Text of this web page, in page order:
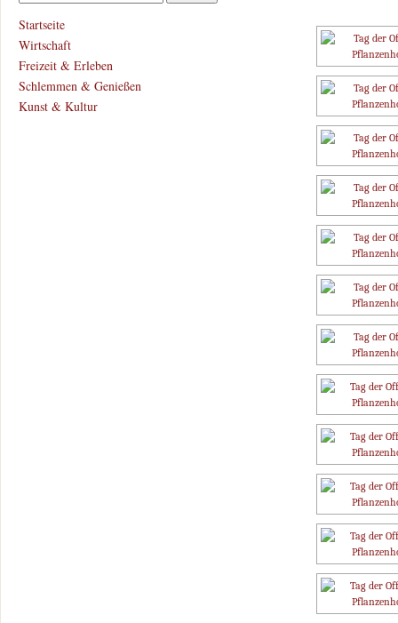
Startseite
Wirtschaft
Freizeit & Erleben
Schlemmen & Genießen
Kunst & Kultur